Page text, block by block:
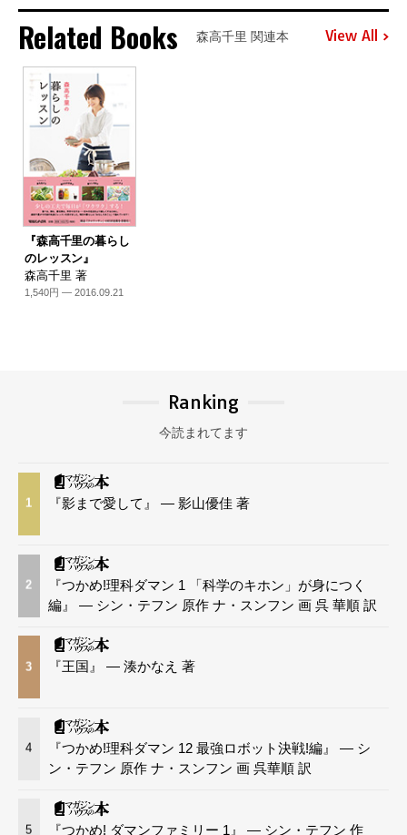
Related Books 森高千里 関連本 View All
『森高千里の暮らし
のレッスン』
森高千里 著
1,540円 — 2016.09.21
Ranking
今読まれてます
1 『影まで愛して』 — 影山優佳 著
2
『つかめ!理科ダマン 1 「科学のキホン」が身につく
編』 — シン・テフン 原作 ナ・スンフン 画 呉 華順 訳
3 『王国』 — 湊かなえ 著
4
『つかめ!理科ダマン 12 最強ロボット決戦!編』 — シ
ン・テフン 原作 ナ・スンフン 画 呉華順 訳
5
『つかめ! ダマンファミリー 1』 — シン・テフン 作